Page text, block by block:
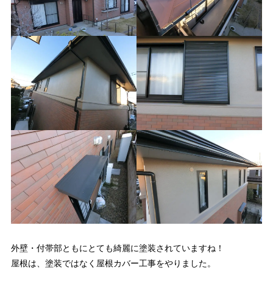
外壁・付帯部ともにとても綺麗に塗装されていますね！
屋根は、塗装ではなく屋根カバー工事をやりました。